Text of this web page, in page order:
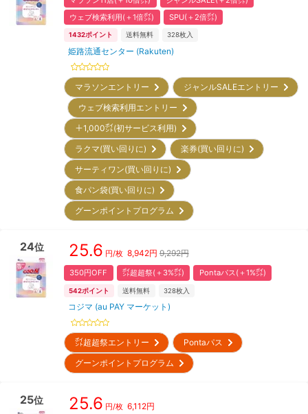
ウェブ検索利用(＋1倍㌽)
SPU(＋2倍㌽)
1432ポイント 送料無料 328枚入
姫路流通センター (Rakuten)
マラソンエントリー
ジャンルSALEエントリー
ウェブ検索利用エントリー
＋1,000㌽(初サービス利用)
ラクマ(買い回りに)
楽券(買い回りに)
サーティワン(買い回りに)
食パン袋(買い回りに)
グーンポイントプログラム
24位 25.6 円/枚 8,942円 9,292円
350円OFF ㌽超超祭(＋3%㌽) Pontaパス(＋1%㌽)
542ポイント 送料無料 328枚入
コジマ (au PAY マーケット)
㌽超超祭エントリー
Pontaパス
グーンポイントプログラム
25位 25.6 円/枚 6,112円